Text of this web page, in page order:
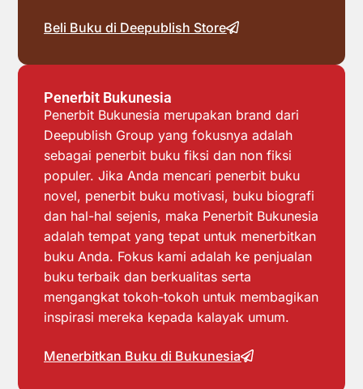
Beli Buku di Deepublish Store
Penerbit Bukunesia
Penerbit Bukunesia merupakan brand dari
Deepublish Group yang fokusnya adalah
sebagai penerbit buku fiksi dan non fiksi
populer. Jika Anda mencari penerbit buku
novel, penerbit buku motivasi, buku biografi
dan hal-hal sejenis, maka Penerbit Bukunesia
adalah tempat yang tepat untuk menerbitkan
buku Anda. Fokus kami adalah ke penjualan
buku terbaik dan berkualitas serta
mengangkat tokoh-tokoh untuk membagikan
inspirasi mereka kepada kalayak umum.
Menerbitkan Buku di Bukunesia